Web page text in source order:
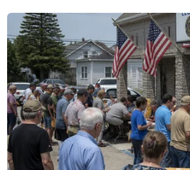
Phương Hoa
11/06/2026 08:53
Biến đổi khí hậu đang diễn
nhiệt độ do con người gây ra
trong năm 2025 kéo theo mực
băng tan nhanh và các hiện
đoan gia tăng.